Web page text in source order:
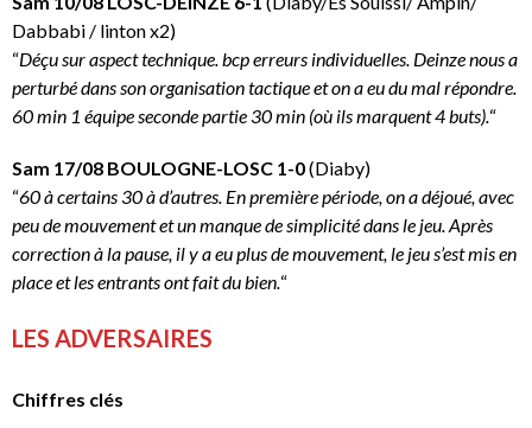
Dabbabi / linton x2)
“Déçu sur aspect technique. bcp erreurs individuelles. Deinze nous a
perturbé dans son organisation tactique et on a eu du mal répondre.
60 min 1 équipe seconde partie 30 min (où ils marquent 4 buts).“
Sam 17/08 BOULOGNE-LOSC 1-0(Diaby)
“60 à certains 30 à d’autres. En première période, on a déjoué, avec
peu de mouvement et un manque de simplicité dans le jeu. Après
correction à la pause, il y a eu plus de mouvement, le jeu s’est mis en
place et les entrants ont fait du bien.“
LES ADVERSAIRES
Chiffres clés